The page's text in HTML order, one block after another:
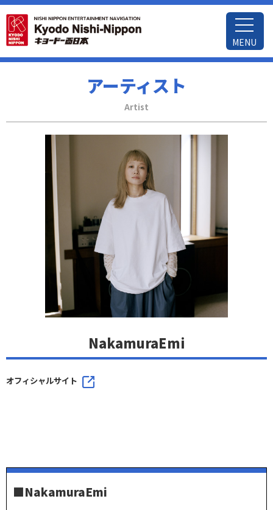
MENU
アーティスト
Artist
NakamuraEmi
オフィシャルサイト
■NakamuraEmi